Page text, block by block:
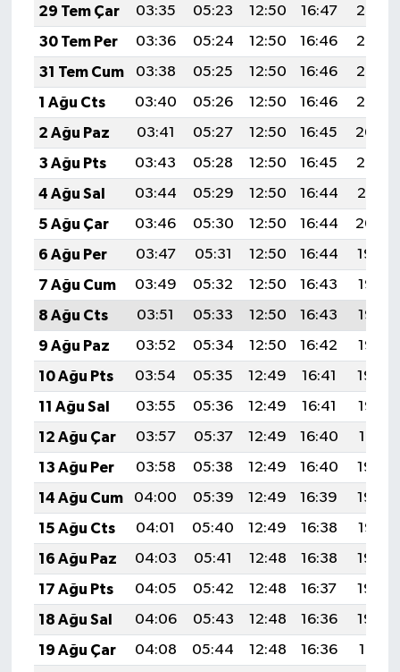
29 Tem Çar
03:35 05:23 12:50 16:47
20:08
30 Tem Per
03:36 05:24 12:50 16:46
20:07
31 Tem Cum
03:38 05:25 12:50 16:46
20:06
1 Ağu Cts
03:40 05:26 12:50 16:46
20:05
2 Ağu Paz
03:41 05:27 12:50 16:45
20:04
3 Ağu Pts
03:43 05:28 12:50 16:45
20:02
4 Ağu Sal
03:44 05:29 12:50 16:44
20:01
5 Ağu Çar
03:46 05:30 12:50 16:44
20:00
6 Ağu Per
03:47 05:31 12:50 16:44
19:59
7 Ağu Cum
03:49 05:32 12:50 16:43
19:58
8 Ağu Cts
03:51 05:33 12:50 16:43
19:56
9 Ağu Paz
03:52 05:34 12:50 16:42
19:55
10 Ağu Pts
03:54 05:35 12:49 16:41
19:54
11 Ağu Sal
03:55 05:36 12:49 16:41
19:52
12 Ağu Çar
03:57 05:37 12:49 16:40
19:51
13 Ağu Per
03:58 05:38 12:49 16:40
19:50
14 Ağu Cum
04:00 05:39 12:49 16:39
19:48
15 Ağu Cts
04:01 05:40 12:49 16:38
19:47
16 Ağu Paz
04:03 05:41 12:48 16:38
19:46
17 Ağu Pts
04:05 05:42 12:48 16:37
19:44
18 Ağu Sal
04:06 05:43 12:48 16:36
19:43
19 Ağu Çar
04:08 05:44 12:48 16:36
19:41